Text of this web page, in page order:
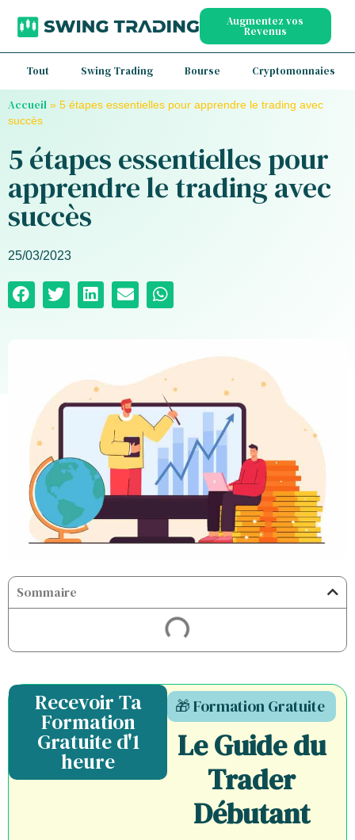
Augmentez vos
Revenus
Tout Swing Trading Bourse Cryptomonnaies
Accueil » 5 étapes essentielles pour apprendre le trading avec
succès
5 étapes essentielles pour
apprendre le trading avec
succès
25/03/2023
Sommaire
Recevoir Ta
Formation
Gratuite d'1
heure
🎁 Formation Gratuite
Le Guide du
Trader
Débutant